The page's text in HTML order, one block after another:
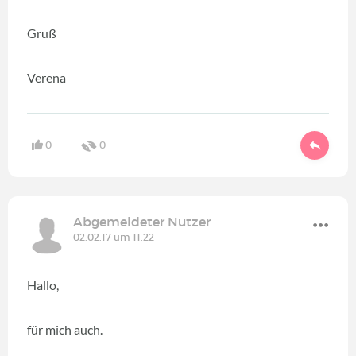
Gruß
Verena
0 0
Abgemeldeter Nutzer
02.02.17 um 11:22
Hallo,
für mich auch.